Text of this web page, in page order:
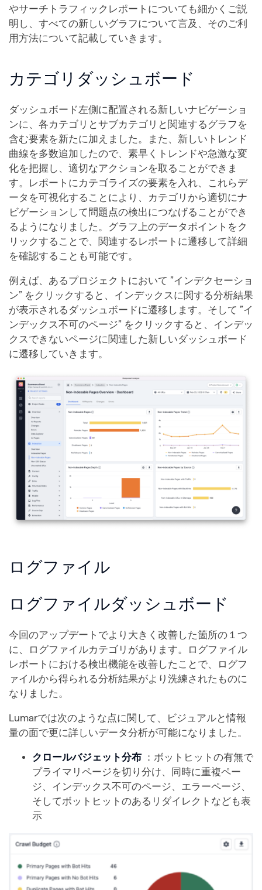
やサーチトラフィックレポートについても細かくご説
明し、すべての新しいグラフについて言及、そのご利
用方法について記載していきます。
カテゴリダッシュボード
ダッシュボード左側に配置される新しいナビゲーショ
ンに、各カテゴリとサブカテゴリと関連するグラフを
含む要素を新たに加えました。また、新しいトレンド
曲線を多数追加したので、素早くトレンドや急激な変
化を把握し、適切なアクションを取ることができま
す。レポートにカテゴライズの要素を入れ、これらデ
ータを可視化することにより、カテゴリから適切にナ
ビゲーションして問題点の検出につなげることができ
るようになりました。グラフ上のデータポイントをク
リックすることで、関連するレポートに遷移して詳細
を確認することも可能です。
例えば、あるプロジェクトにおいて ”インデクセーショ
ン” をクリックすると、インデックスに関する分析結果
が表示されるダッシュボードに遷移します。そして ”イ
ンデックス不可のページ” をクリックすると、インデッ
クスできないページに関連した新しいダッシュボード
に遷移していきます。
ログファイル
ログファイルダッシュボード
今回のアップデートでより大きく改善した箇所の１つ
に、ログファイルカテゴリがあります。ログファイル
レポートにおける検出機能を改善したことで、ログフ
ァイルから得られる分析結果がより洗練されたものに
なりました。
Lumarでは次のような点に関して、ビジュアルと情報
量の面で更に詳しいデータ分析が可能になりました。
クロールバジェット分布
：ボットヒットの有無で
プライマリページを切り分け、同時に重複ペー
ジ、インデックス不可のページ、エラーページ、
そしてボットヒットのあるリダイレクトなども表
示